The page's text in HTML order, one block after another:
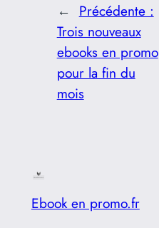
← Précédente :
Trois nouveaux
ebooks en promo
pour la fin du
mois
Ebook en promo.fr